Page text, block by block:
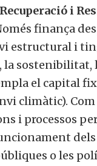
i
finança
estructural i
la
el capital
climàtic).
i processos
o les